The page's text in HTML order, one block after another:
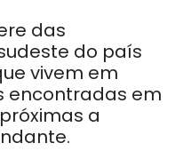
das
do país
vivem em
encontradas em
a